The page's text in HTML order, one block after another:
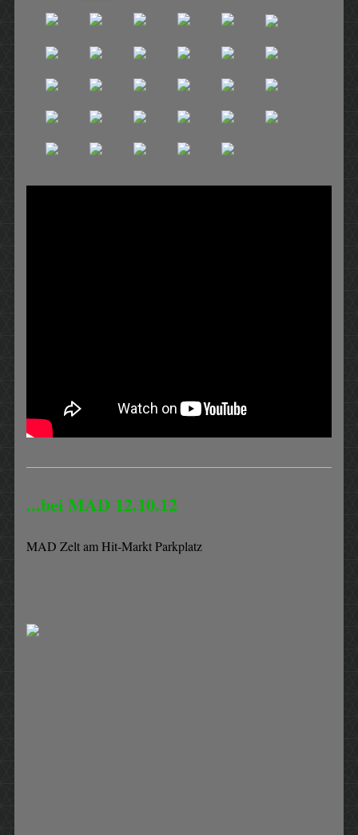
...bei MAD 12.10.12
MAD Zelt am Hit-Markt Parkplatz